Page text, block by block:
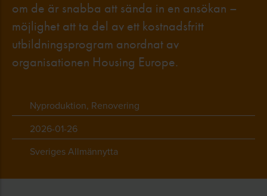
om de är snabba att sända in en ansökan –
möjlighet att ta del av ett kostnadsfritt
utbildningsprogram anordnat av
organisationen Housing Europe.
Nyproduktion, Renovering
2026-01-26
Sveriges Allmännytta